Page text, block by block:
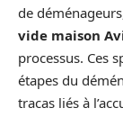
de
vide maison
processus. Ces
étapes du
tracas liés à